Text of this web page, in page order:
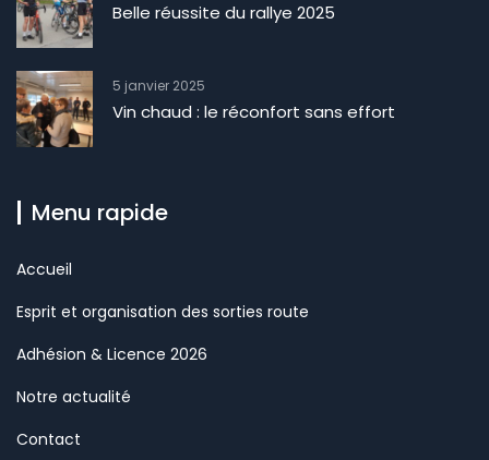
Belle réussite du rallye 2025
5 janvier 2025
Vin chaud : le réconfort sans effort
Menu rapide
Accueil
Esprit et organisation des sorties route
Adhésion & Licence 2026
Notre actualité
Contact